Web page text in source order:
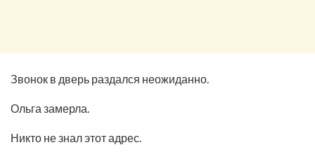
Звонок в дверь раздался неожиданно.
Ольга замерла.
Никто не знал этот адрес.